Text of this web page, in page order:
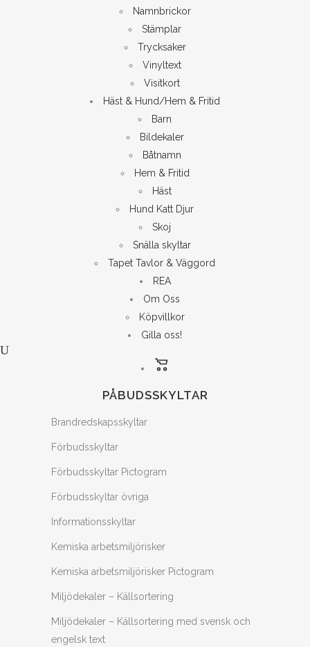
Namnbrickor
Stämplar
Trycksaker
Vinyltext
Visitkort
Häst & Hund/Hem & Fritid
Barn
Bildekaler
Båtnamn
Hem & Fritid
Häst
Hund Katt Djur
Skoj
Snälla skyltar
Tapet Tavlor & Väggord
REA
Om Oss
Köpvillkor
Gilla oss!
PÅBUDSSKYLTAR
Brandredskapsskyltar
Förbudsskyltar
Förbudsskyltar Pictogram
Förbudsskyltar övriga
Informationsskyltar
Kemiska arbetsmiljörisker
Kemiska arbetsmiljörisker Pictogram
Miljödekaler – Källsortering
Miljödekaler – Källsortering med svensk och
engelsk text